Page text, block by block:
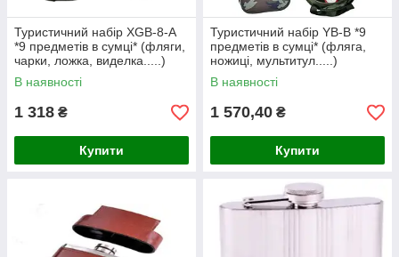
Туристичний набір XGB-8-A
*9 предметів в сумці* (фляги,
чарки, ложка, виделка.....)
В наявності
1 318 ₴
Купити
Туристичний набір YB-B *9
предметів в сумці* (фляга,
ножиці, мультитул.....)
В наявності
1 570,40 ₴
Купити